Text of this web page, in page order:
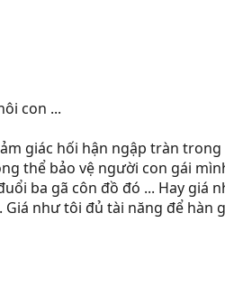
con ...
giác hối hận ngập tràn
thể bảo vệ người con gái
ba gã côn đồ đó ... Hay giá
Giá như tôi đủ tài năng để hàn